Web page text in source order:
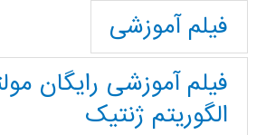
فیلم آموزشی
فیلم آموزشی رایگان
الگوریتم ژنتیک